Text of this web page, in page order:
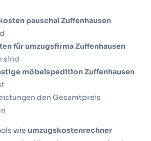
pauschal Zuffenhausen
für umzugsfirma Zuffenhausen
sind
möbelspedition Zuffenhausen
den Gesamtpreis
wieumzugskostenrechner